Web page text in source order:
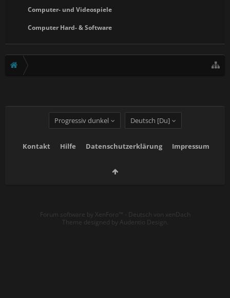
Computer- und Videospiele
Computer Hard- & Software
Progressiv dunkel Deutsch [Du]
Kontakt Hilfe Datenschutzerklärung Impressum
Forum software by XenForo™ - Deutsch von xenDach
Theme designed by Audentio Design.